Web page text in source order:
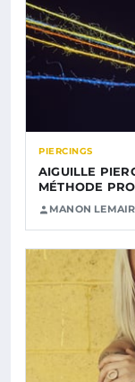
PIERCINGS
AIGUILLE
MÉTHODE
MANON